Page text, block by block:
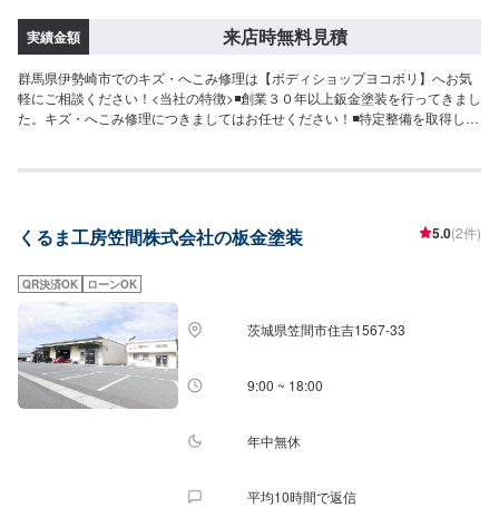
実績金額 来店時無料見積
群馬県伊勢崎市でのキズ・へこみ修理は【ボディショップヨコボリ】へお気
軽にご相談ください！<当社の特徴>◾創業３０年以上鈑金塗装を行ってきまし
た。キズ・へこみ修理につきましてはお任せください！◾特定整備を取得して
じてプランをご提案！>★お安く済ませたい…★お時間があまり取れない…な
代車について-----代車をご用意しています。お車の作業中は代車をご利用くだ
注意、受付方法-----入庫の際はお気をつけてお越しください。駐車スペースは
事務所前の空いているスペースに駐車してください。受付はスタッフへ「メ
ンテモで予約しました」とお伝えください。ご案内いたします。【定休日・
営業時間】定休日：日曜日、祝日営業時間：8:30~18:00
くるま工房笠間株式会社の板金塗装 5.0(2件)
QR決済OK ローンOK
茨城県笠間市住吉1567-33
9:00 ~ 18:00
年中無休
平均10時間で返信